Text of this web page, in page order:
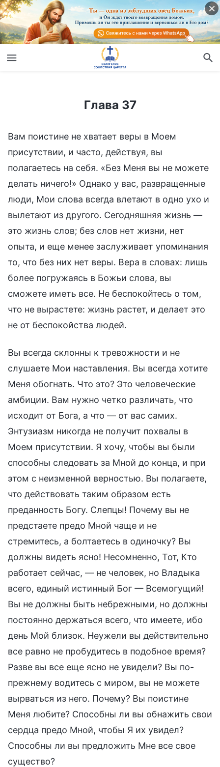
Глава 37
Вам поистине не хватает веры в Моем
присутствии, и часто, действуя, вы
полагаетесь на себя. «Без Меня вы не можете
делать ничего!» Однако у вас, развращенные
люди, Мои слова всегда влетают в одно ухо и
вылетают из другого. Сегодняшняя жизнь —
это жизнь слов; без слов нет жизни, нет
опыта, и еще менее заслуживает упоминания
то, что без них нет веры. Вера в словах: лишь
более погружаясь в Божьи слова, вы
сможете иметь все. Не беспокойтесь о том,
что не вырастете: жизнь растет, и делает это
не от беспокойства людей.
Вы всегда склонны к тревожности и не
слушаете Мои наставления. Вы всегда хотите
Меня обогнать. Что это? Это человеческие
амбиции. Вам нужно четко различать, что
исходит от Бога, а что — от вас самих.
Энтузиазм никогда не получит похвалы в
Моем присутствии. Я хочу, чтобы вы были
способны следовать за Мной до конца, и при
этом с неизменной верностью. Вы полагаете,
что действовать таким образом есть
преданность Богу. Слепцы! Почему вы не
предстаете предо Мной чаще и не
стремитесь, а болтаетесь в одиночку? Вы
должны видеть ясно! Несомненно, Тот, Кто
работает сейчас, — не человек, но Владыка
всего, единый истинный Бог — Всемогущий!
Вы не должны быть небрежными, но должны
постоянно держаться всего, что имеете, ибо
день Мой близок. Неужели вы действительно
все равно не пробудитесь в подобное время?
Разве вы все еще ясно не увидели? Вы по-
прежнему водитесь с миром, вы не можете
вырваться из него. Почему? Вы поистине
Меня любите? Способны ли вы обнажить свои
сердца предо Мной, чтобы Я их увидел?
Способны ли вы предложить Мне все свое
существо?